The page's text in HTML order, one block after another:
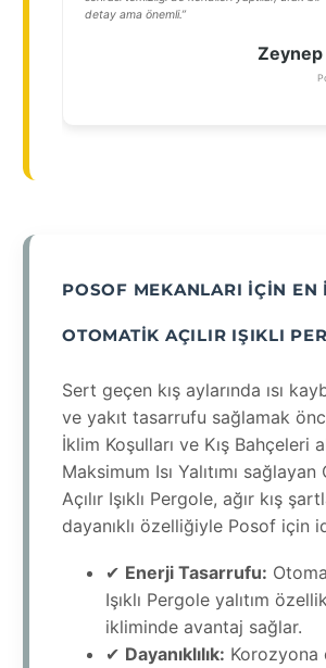
detay ama önemli.”
Zeynep
POSOF MEKANLARI İÇIN EN
OTOMATIK AÇILIR IŞIKLI
Sert geçen kış aylarında ısı
ve yakıt tasarrufu sağlamak
İklim Koşulları ve Kış Bahçeleri
Maksimum Isı Yalıtımı
Açılır Işıklı Pergole, ağır kış
dayanıklı özelliğiyle Posof için
✔ Enerji Tasarrufu:
Işıklı Pergole yalıtım
ikliminde avantaj sağlar.
✔ Dayanıklılık: Korozyona